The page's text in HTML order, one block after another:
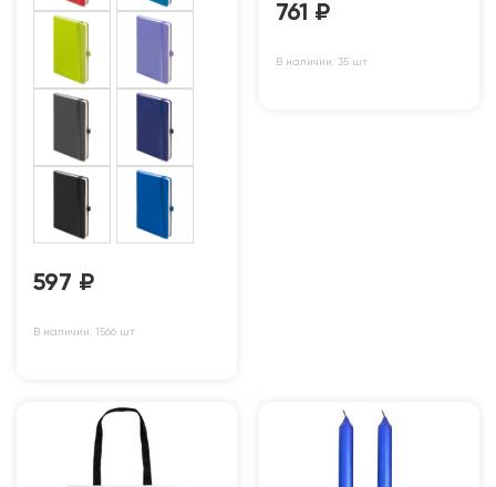
597 ₽
В наличии: 1566 шт
761 ₽
В наличии: 35 шт